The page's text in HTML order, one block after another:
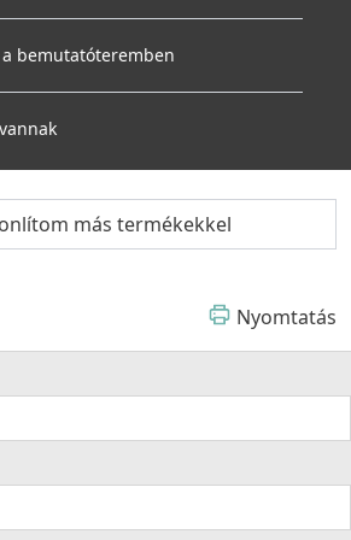
bemutatóteremben
más termékekkel
Nyomtatás